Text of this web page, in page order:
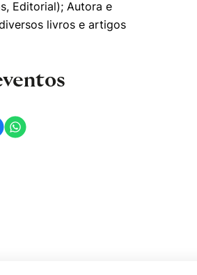
Editorial); Autora e
livros e artigos